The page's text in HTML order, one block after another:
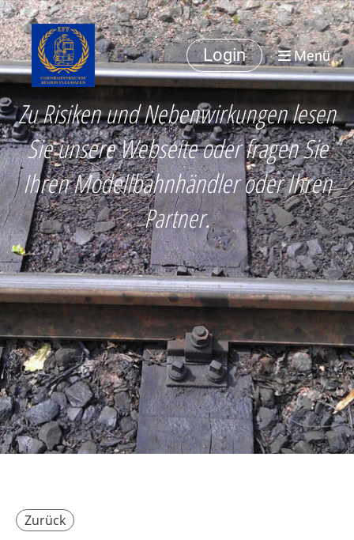
Login Menü
Zu Risiken und Nebenwirkungen lesen
Sie unsere Webseite oder fragen Sie
Ihren Modellbahnhändler oder Ihren
Partner.
Zurück